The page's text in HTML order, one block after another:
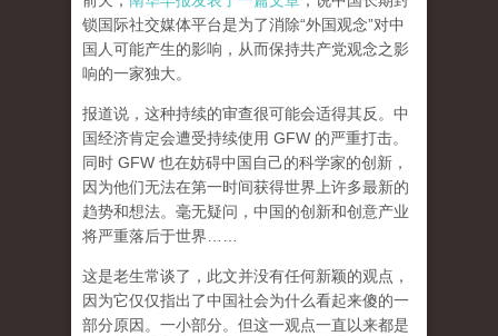
锁国际社交媒体平台是为了消除“外国观念”对中
国人可能产生的影响，从而保持共产党观念之影
响的一家独大。
报道说，这种持续的审查很可能会适得其反。中
国经济肯定会遭受持续使用 GFW 的严重打击。
同时 GFW 也在妨碍中国自己的科学家的创新，
因为他们无法在第一时间获得世界上许多最新的
趋势和想法。毫无疑问，中国的创新和创意产业
将严重落后于世界……
这是老生常谈了，此文并没有任何新颖的观点，
因为它仅仅指出了中国社会为什么看起来傻的一
部分原因。一小部分。但这一观点一直以来都是